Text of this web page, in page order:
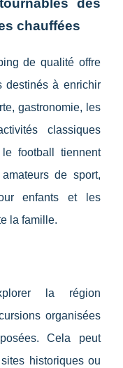
des
chauffées
de qualité offre
destinés à enrichir
gastronomie, les
classiques
football tiennent
de sport,
enfants et les
la famille.
la région
organisées
Cela peut
historiques ou